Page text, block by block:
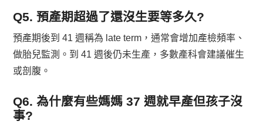
Q5. 預產期超過了還沒生要等多久?
預產期後到 41 週稱為 late term，通常會增加產檢頻率、
做胎兒監測。到 41 週後仍未生產，多數產科會建議催生
或剖腹。
Q6. 為什麼有些媽媽 37 週就早產但孩子沒
事?